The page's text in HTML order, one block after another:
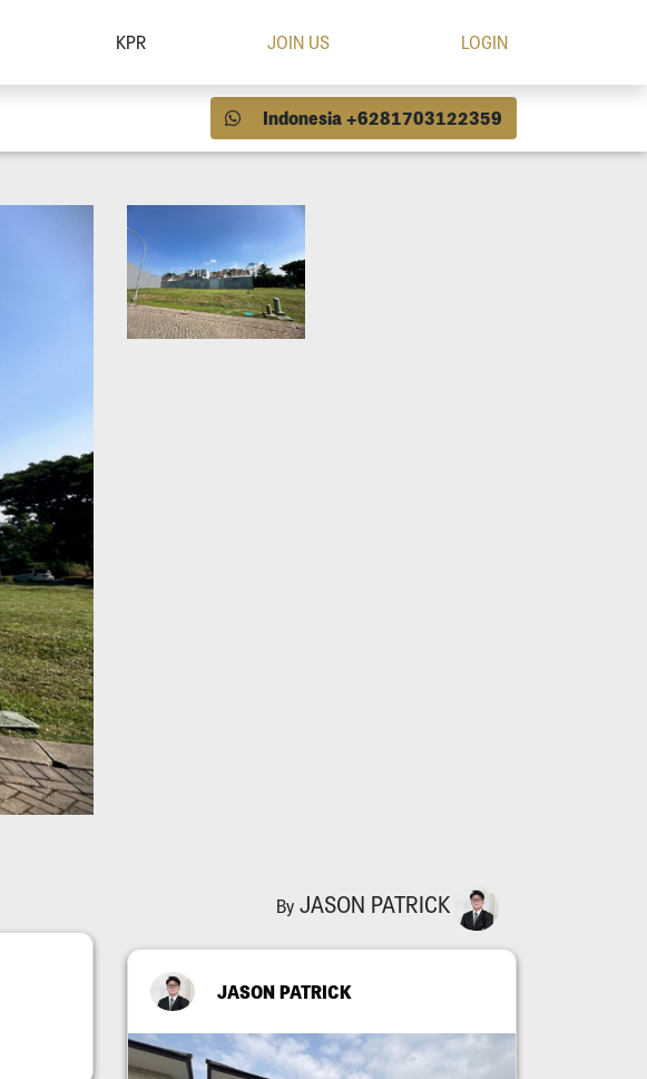
KPR JOIN US LOGIN
Indonesia +6281703122359
By JASON PATRICK
JASON PATRICK